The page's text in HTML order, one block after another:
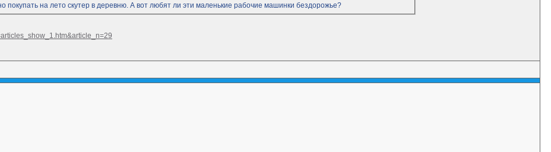
покупать на лето скутер в деревню. А вот любят ли эти маленькие рабочие машинки бездорожье?